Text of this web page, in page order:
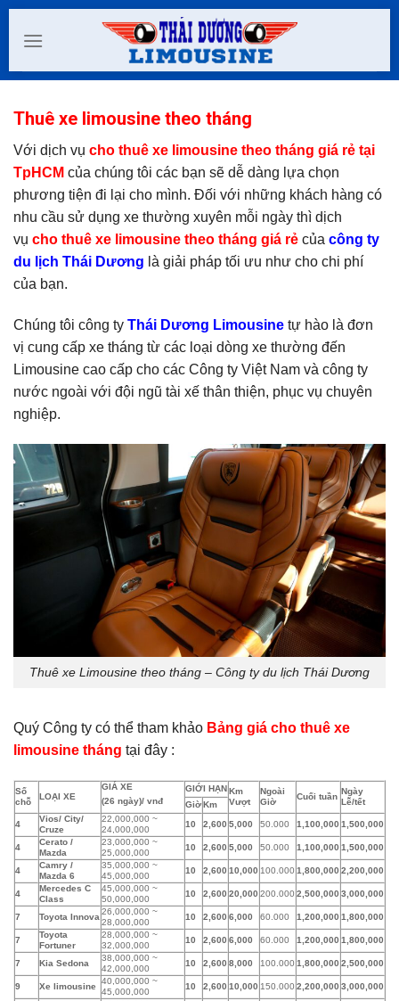
Skip
Thuê xe limousine theo tháng
Với dịch vụ cho thuê xe limousine theo tháng giá rẻ tại
TpHCM của chúng tôi các bạn sẽ dễ dàng lựa chọn
phương tiện đi lại cho mình. Đối với những khách hàng có
nhu cầu sử dụng xe thường xuyên mỗi ngày thì dịch
vụ cho thuê xe limousine theo tháng giá rẻ của công ty
du lịch Thái Dương là giải pháp tối ưu như cho chi phí
của bạn.
Chúng tôi công ty Thái Dương Limousine tự hào là đơn
vị cung cấp xe tháng từ các loại dòng xe thường đến
Limousine cao cấp cho các Công ty Việt Nam và công ty
nước ngoài với đội ngũ tài xế thân thiện, phục vụ chuyên
nghiệp.
Thuê xe Limousine theo tháng – Công ty du lịch Thái Dương
Quý Công ty có thể tham khảo Bảng giá cho thuê xe
limousine tháng tại đây :
Số
chỗ
LOẠI XE
GIÁ XE
(26 ngày)/ vnđ
GIỚI HẠNKm
Vượt
Ngoài
Giờ
Cuối tuần
Ngày
Lễ/tết
GiờKm
4
Vios/ City/
Cruze
22,000,000 ~
24,000,000
10 2,600 5,000 50.000 1,100,000 1,500,000
4
Cerato /
Mazda
23,000,000 ~
25,000,000
10 2,600 5,000 50.000 1,100,000 1,500,000
4
Camry /
Mazda 6
35,000,000 ~
45,000,000
10 2,600 10,000 100.000 1,800,000 2,200,000
4
Mercedes C
Class
45,000,000 ~
50,000,000
10 2,600 20,000 200.000 2,500,000 3,000,000
7 Toyota Innova
26,000,000 ~
28,000,000
10 2,600 6,000 60.000 1,200,000 1,800,000
7
Toyota
Fortuner
28,000,000 ~
32,000,000
10 2,600 6,000 60.000 1,200,000 1,800,000
7 Kia Sedona
38,000,000 ~
42,000,000
10 2,600 8,000 100.000 1,800,000 2,500,000
9 Xe limousine
40,000,000 ~
45,000,000
10 2,600 10,000 150.000 2,200,000 3,000,000